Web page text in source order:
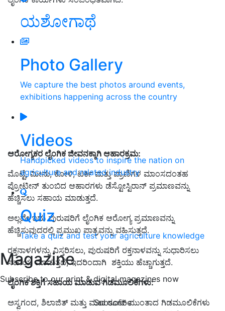
ಯಶೋಗಾಥೆ
Photo Gallery
We capture the best photos around events,
exhibitions happening across the country
Videos
Handpicked videos to inspire the nation on
agriculture and related industry
Quiz
Take a quiz and test your agriculture knowledge
Magazine
Subscribe to our print & digital magazines now
Subscribe
ಆರೋಗ್ಯಕರ ಲೈಂಗಿಕ ಜೀವನಕ್ಕಾಗಿ ಆಹಾರಕ್ರಮ:
ಮೊಟ್ಟೆ, ಮೀನು, ಕೋಳಿ, ಟರ್ಕಿಮತ್ತು ಪ್ರಾಣಿಗಳ ಮಾಂಸದಂತಹ
ಪ್ರೋಟೀನ್ ತುಂಬಿದ ಆಹಾರಗಳು ಡೆಸ್ಟೋಸ್ಟಿರಾನ್ ಪ್ರಮಾಣವನ್ನು
ಹೆಚ್ಚಿಸಲು ಸಹಾಯ ಮಾಡುತ್ತದೆ.
ಅಲ್ಲದೇ ಇದು ಪುರುಷರಿಗೆ ಲೈಂಗಿಕ ಆರೋಗ್ಯ ಪ್ರಮಾಣವನ್ನು
ಹೆಚ್ಚಿಸುವುದರಲ್ಲಿ ಪ್ರಮುಖ ಪಾತ್ರವನ್ನು ವಹಿಸುತ್ತದೆ.
ರಕ್ತನಾಳಗಳನ್ನು ವಿಸ್ತರಿಸಲು, ಪುರುಷರಿಗೆ ರಕ್ತನಾಳವನ್ನು ಸುಧಾರಿಸಲು
ಸಹಾಯ ಮಾಡುತ್ತದೆ, ಇದರಿಂದಾಗಿ ಶಕ್ತಿಯು ಹೆಚ್ಚಾಗುತ್ತದೆ.
ಲೈಂಗಿಕ ಶಕ್ತಿಗೆ ಸಹಾಯ ಮಾಡುವ ಗಿಡಮೂಲಿಕೆಗಳು:
ಅಸ್ವಗಂದ, ಶಿಲಾಜಿತ್ ಮತ್ತು ಮಕಾರೂಟ್ ಮುಂತಾದ ಗಿಡಮೂಲಿಕೆಗಳು